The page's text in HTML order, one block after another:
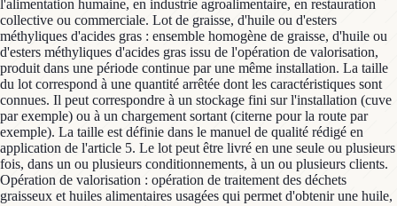
l'alimentation humaine, en industrie agroalimentaire, en restauration
collective ou commerciale. Lot de graisse, d'huile ou d'esters
méthyliques d'acides gras : ensemble homogène de graisse, d'huile ou
d'esters méthyliques d'acides gras issu de l'opération de valorisation,
produit dans une période continue par une même installation. La taille
du lot correspond à une quantité arrêtée dont les caractéristiques sont
connues. Il peut correspondre à un stockage fini sur l'installation (cuve
par exemple) ou à un chargement sortant (citerne pour la route par
exemple). La taille est définie dans le manuel de qualité rédigé en
application de l'article 5. Le lot peut être livré en une seule ou plusieurs
fois, dans un ou plusieurs conditionnements, à un ou plusieurs clients.
Opération de valorisation : opération de traitement des déchets
graisseux et huiles alimentaires usagées qui permet d'obtenir une huile,